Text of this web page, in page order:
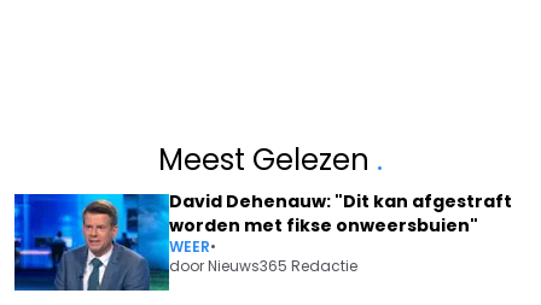
Meest Gelezen .
David Dehenauw: "Dit kan afgestraft
worden met fikse onweersbuien"
WEER•
doorNieuws365 Redactie